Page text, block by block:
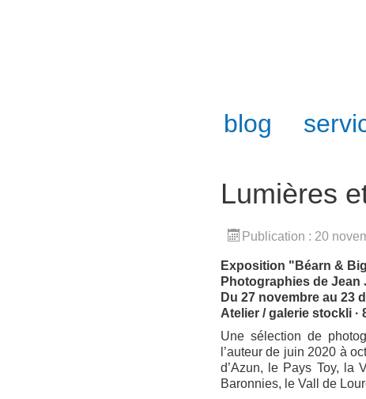
blog
Lumières
Publication : 20
Exposition "Béarn &
Photographies de Jean
Du 27 novembre au 23
Atelier / galerie stockli ·
Une sélection de
l’auteur de juin 2020 à
d’Azun, le Pays Toy, la
Baronnies, le Vall de